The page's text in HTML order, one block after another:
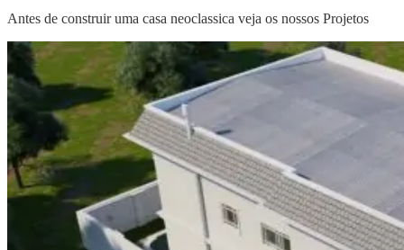
Antes de construir uma casa neoclassica veja os nossos Projetos